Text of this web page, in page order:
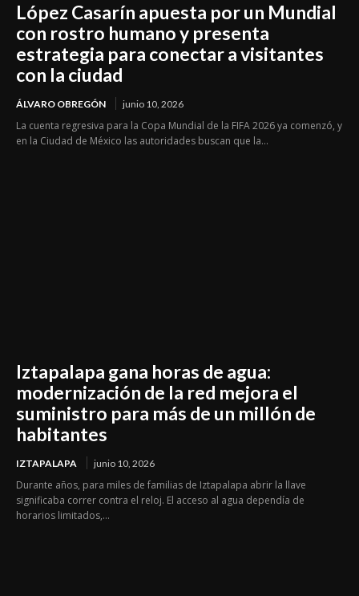
López Casarín apuesta por un Mundial
con rostro humano y presenta
estrategia para conectar a visitantes
con la ciudad
ÁLVARO OBREGÓN junio 10, 2026
La cuenta regresiva para la Copa Mundial de la FIFA 2026 ya comenzó, y
en la Ciudad de México las autoridades buscan que la...
Iztapalapa gana horas de agua:
modernización de la red mejora el
suministro para más de un millón de
habitantes
IZTAPALAPA junio 10, 2026
Durante años, para miles de familias de Iztapalapa abrir la llave
significaba correr contra el reloj. El acceso al agua dependía de
horarios limitados,...